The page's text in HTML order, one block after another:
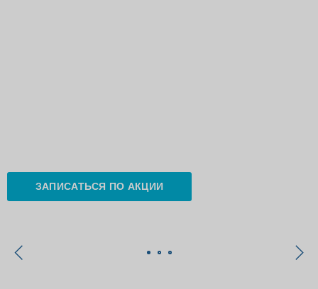
ЗАПИСАТЬСЯ ПО АКЦИИ